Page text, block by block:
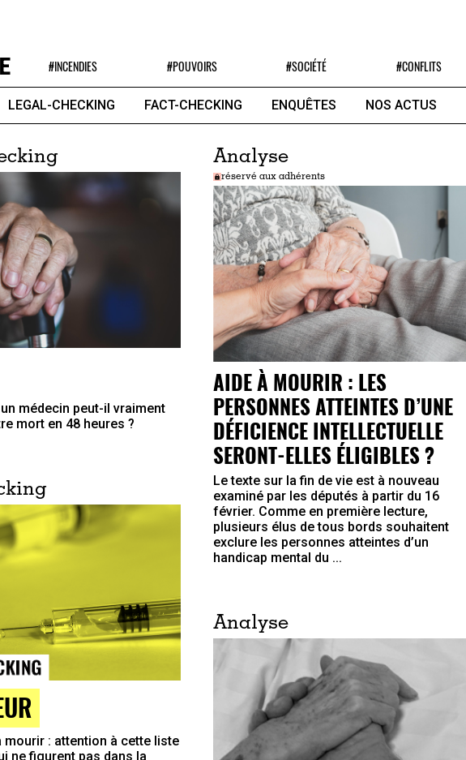
#INCENDIES #POUVOIRS #SOCIÉTÉ #CONFLITS
LEGAL-CHECKING FACT-CHECKING ENQUÊTES NOS ACTUS
médecin peut-il vraiment
mort en 48 heures ?
Analyse
réservé aux adhérents
AIDE À MOURIR : LES
PERSONNES ATTEINTES D’UNE
DÉFICIENCE INTELLECTUELLE
SERONT-ELLES ÉLIGIBLES ?
Le texte sur la fin de vie est à nouveau
examiné par les députés à partir du 16
février. Comme en première lecture,
plusieurs élus de tous bords souhaitent
exclure les personnes atteintes d’un
handicap mental du ...
mourir : attention à cette liste
ne figurent pas dans la
Analyse